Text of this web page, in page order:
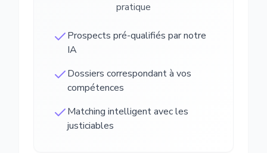
pratique
Prospects pré-qualifiés par notre
IA
Dossiers correspondant à vos
compétences
Matching intelligent avec les
justiciables